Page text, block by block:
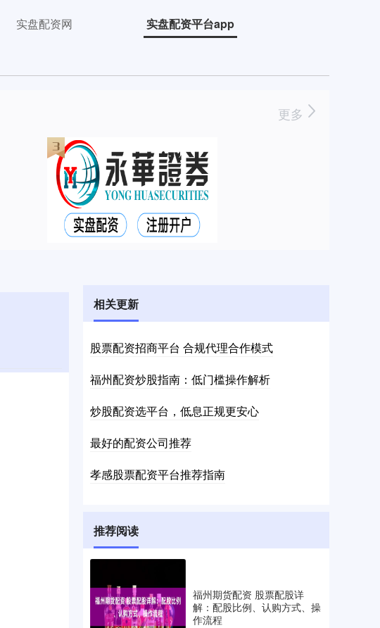
实盘配资网 实盘配资平台app
更多
相关更新
股票配资招商平台 合规代理合作模式
福州配资炒股指南：低门槛操作解析
炒股配资选平台，低息正规更安心
最好的配资公司推荐
孝感股票配资平台推荐指南
推荐阅读
福州期货配资 股票配股详
解：配股比例、认购方式、操
作流程